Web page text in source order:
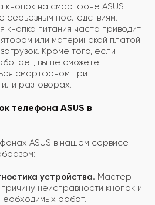
на смартфоне ASUS
серьёзным последствиям.
питания часто приводит
или материнской платой
Кроме того, если
вы не сможете
смартфоном при
разговорах.
телефона ASUS в
ASUS в нашем сервисе
устройства. Мастер
неисправности кнопок и
работ.